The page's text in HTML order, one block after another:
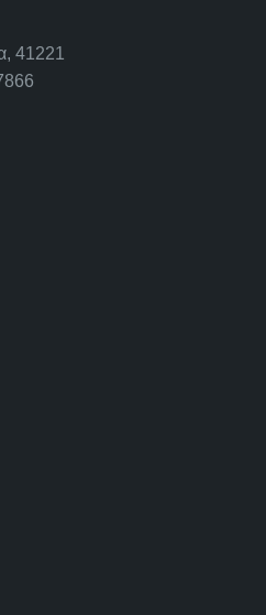
41221